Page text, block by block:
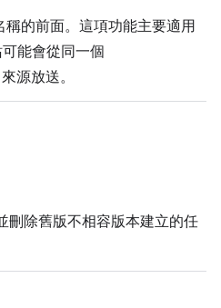
的前面。這項功能主要適用
能會從同一個
來源放送。
刪除舊版不相容版本建立的任